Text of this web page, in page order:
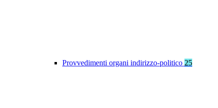
Provvedimenti organi indirizzo-politico 25